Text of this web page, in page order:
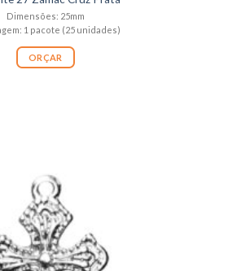
Dimensões: 25mm
1 pacote (25 unidades)
ORÇAR